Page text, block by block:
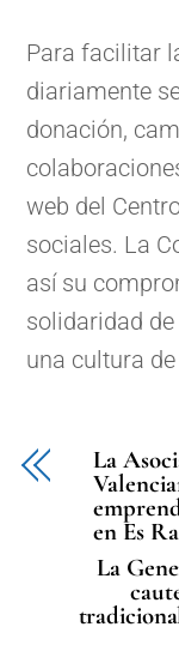
Para facilitar
diariamente
donación,
web del
sociales. La
así su
solidaridad
una cultura
La
en Es
La